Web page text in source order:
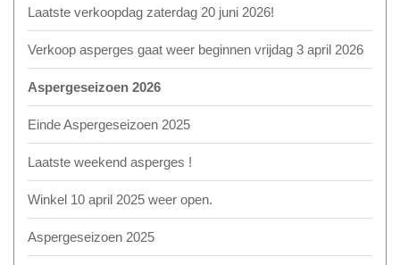
Laatste verkoopdag zaterdag 20 juni 2026!
Verkoop asperges gaat weer beginnen vrijdag 3 april 2026
Aspergeseizoen 2026
Einde Aspergeseizoen 2025
Laatste weekend asperges !
Winkel 10 april 2025 weer open.
Aspergeseizoen 2025